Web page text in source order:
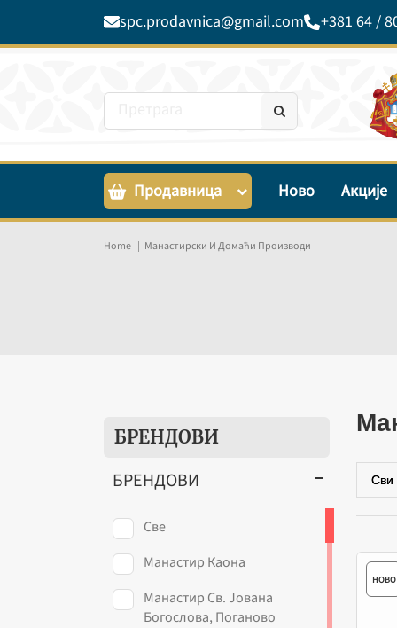
spc.prodavnica@gmail.com +381 64 /
Продавница Ново Акције
Home Манастирски И Домаћи Производи
БРЕНДОВИ
БРЕНДОВИ
Све
Манастир Каона
Манастир Св. Јована
Богослова, Поганово
НОВО